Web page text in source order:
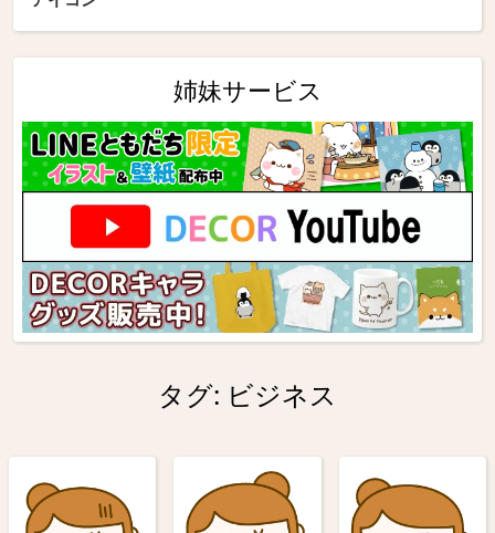
姉妹サービス
タグ: ビジネス